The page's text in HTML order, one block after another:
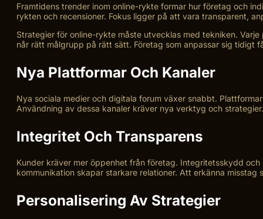
Framtidens trender inom online-rykte formar hur företag och
rykten och recensioner. Fokus ligger på att vara transparent,
Strategier för online-rykte måste utvecklas med tekniken.
når rätt målgrupp på rätt sätt. Företag som anpassar sig tidigt
Nya Plattformar Och Kanaler
Nya sociala medier och digitala forum växer snabbt.
Användning av dessa kanaler kräver nya verktyg och
Integritet Och Transparens
Kunder kräver mer öppenhet från företag. Integritetsskydd
kommunikation skapar starkare relationer. Att erkänna misstag
Personalisering Av Strategier